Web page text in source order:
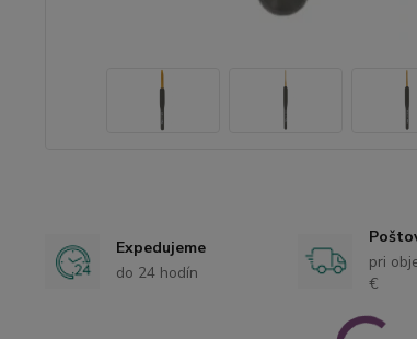
Expedujeme
do 24 hodín
pri
€